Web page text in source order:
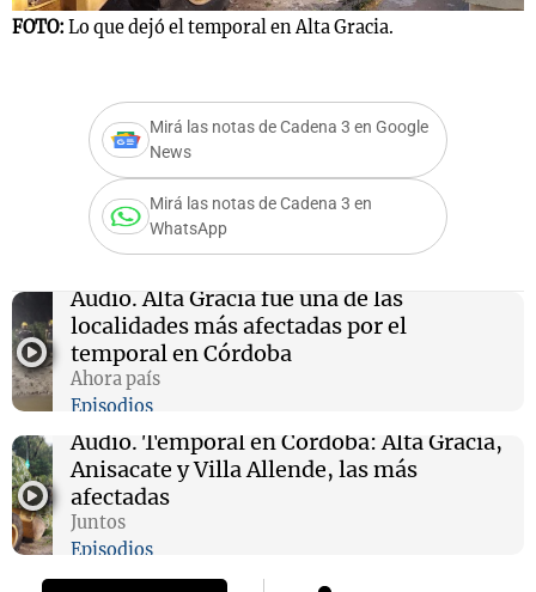
FOTO: Lo que dejó el temporal en Alta Gracia.
Mirá las notas de Cadena 3 en Google
News
Mirá las notas de Cadena 3 en
WhatsApp
Audio.Alta Gracia fue una de las
localidades más afectadas por el
temporal en Córdoba
Ahora país
Episodios
Audio. Temporal en Córdoba: Alta Gracia,
Anisacate y Villa Allende, las más
afectadas
Juntos
Episodios